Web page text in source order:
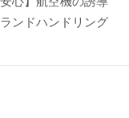
ンドハンドリング